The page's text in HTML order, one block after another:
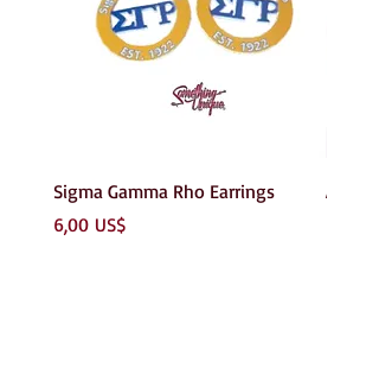
Sigma Gamma Rho Earrings
Precio
6,00 US$
AKA